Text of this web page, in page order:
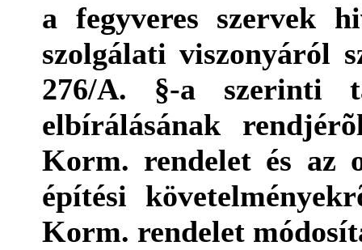
a fegyveres szervek
szolgálati viszonyáról
276/A. §-a szerinti
elbírálásának
Korm. rendelet és az
építési
Korm. rendelet